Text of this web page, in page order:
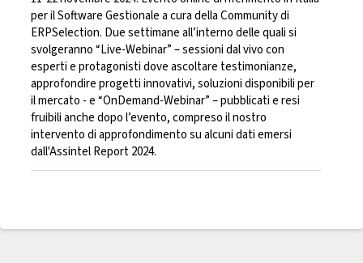
per il Software Gestionale a cura della Community di
ERPSelection. Due settimane all’interno delle quali si
svolgeranno “Live-Webinar” – sessioni dal vivo con
esperti e protagonisti dove ascoltare testimonianze,
approfondire progetti innovativi, soluzioni disponibili per
il mercato - e “OnDemand-Webinar” – pubblicati e resi
fruibili anche dopo l’evento, compreso il nostro
intervento di approfondimento su alcuni dati emersi
dall'Assintel Report 2024.